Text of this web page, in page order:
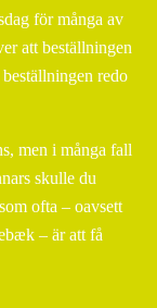
för många av
att beställningen
redo
men i många fall
skulle du
ofta – oavsett
– är att få